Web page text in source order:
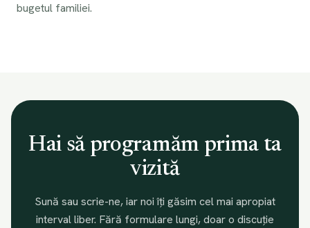
bugetul familiei.
Hai să programăm prima ta
vizită
Sună sau scrie-ne, iar noi îți găsim cel mai apropiat
interval liber. Fără formulare lungi, doar o discuție